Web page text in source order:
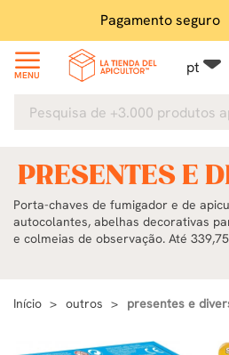
Pagamento seguro
MENU pt
PRESENTES E
Porta-chaves de fumigador e de
autocolantes, abelhas decorativas
e colmeias de observação. Até
Início outros presentes e